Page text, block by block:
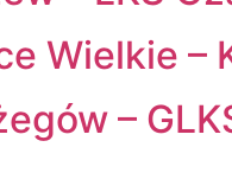
Wielkie –
–